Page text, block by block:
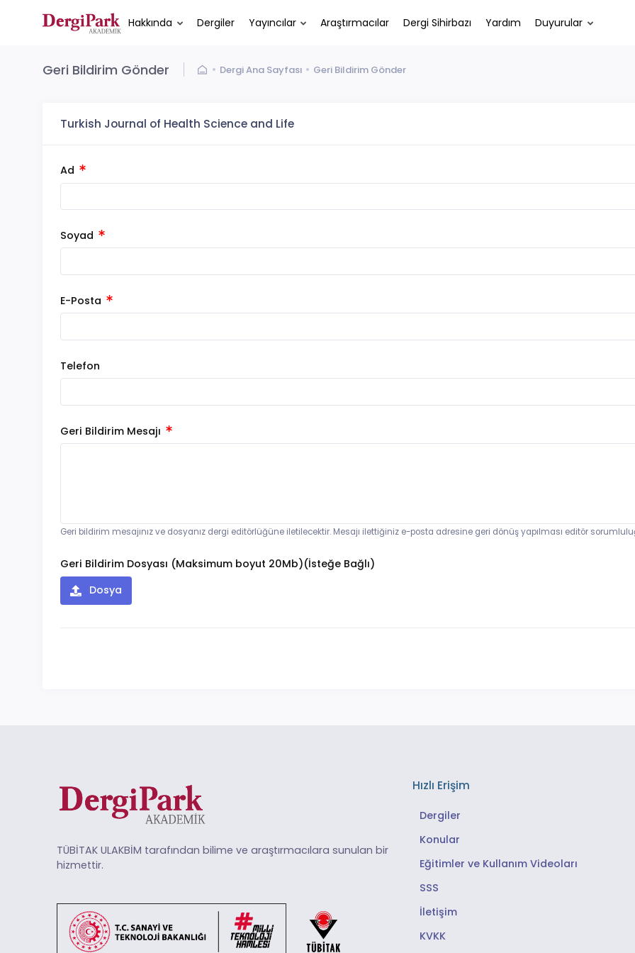
Hakkında Dergiler Yayıncılar Araştırmacılar Dergi Sihirbazı Yardım Duyurular
Geri Bildirim Gönder Dergi Ana Sayfası Geri Bildirim Gönder
Turkish Journal of Health Science and Life
Ad
Soyad
E-Posta
Telefon
Geri Bildirim Mesajı
Geri bildirim mesajınız ve dosyanız dergi editörlüğüne iletilecektir. Mesajı ilettiğiniz e-posta adresine geri dönüş yapılması editör
Geri Bildirim Dosyası (Maksimum boyut 20Mb)(İsteğe Bağlı)
Dosya
TÜBİTAK ULAKBİM tarafından bilime ve araştırmacılara sunulan bir
hizmettir.
Hızlı Erişim
Dergiler
Konular
Eğitimler ve Kullanım Videoları
SSS
İletişim
KVKK